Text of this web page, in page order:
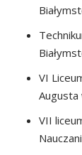
VI
Augusta
VII